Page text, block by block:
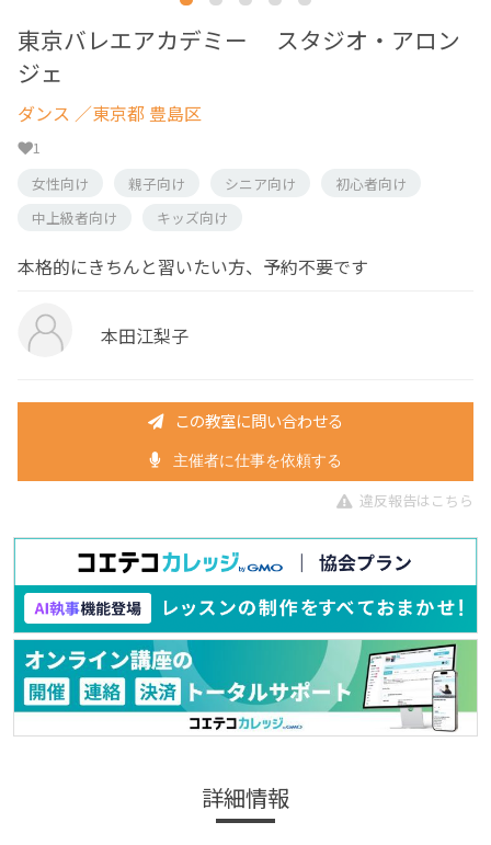
東京バレエアカデミー スタジオ・アロン
ジェ
ダンス ／東京都 豊島区
1
女性向け
親子向け シニア向け
初心者向け
中上級者向け
キッズ向け
本格的にきちんと習いたい方、予約不要です
本田江梨子
この教室に問い合わせる
主催者に仕事を依頼する
違反報告はこちら
詳細情報